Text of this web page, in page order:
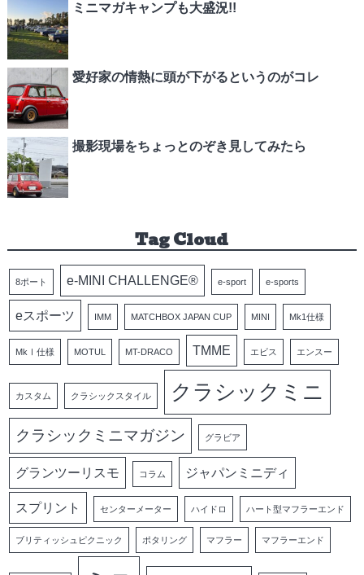
ミニマガキャンプも大盛況!!
愛好家の情熱に頭が下がるというのがコレ
撮影現場をちょっとのぞき見してみたら
Tag Cloud
8ポート e-MINI CHALLENGE® e-sport e-sports
eスポーツ IMM MATCHBOX JAPAN CUP MINI Mk1仕様
MkⅠ仕様 MOTUL MT-DRACO TMME エビス エンスー
カスタム クラシックスタイル クラシックミニ
クラシックミニマガジン グラビア
グランツーリスモ コラム ジャパンミニディ
スプリント センターメーター ハイドロ ハート型マフラーエンド
ブリティッシュピクニック ポタリング マフラー マフラーエンド